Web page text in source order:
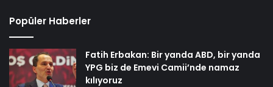
Popüler Haberler
Fatih Erbakan: Bir yanda ABD, bir yanda
YPG biz de Emevi Camii’nde namaz
kılıyoruz